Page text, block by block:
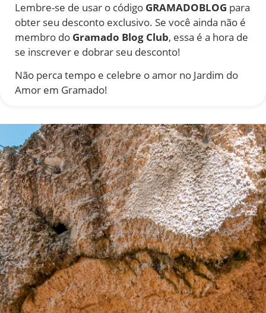
Lembre-se de usar o código GRAMADOBLOG para
obter seu desconto exclusivo. Se você ainda não é
membro do Gramado Blog Club, essa é a hora de
se inscrever e dobrar seu desconto!
Não perca tempo e celebre o amor no Jardim do
Amor em Gramado!